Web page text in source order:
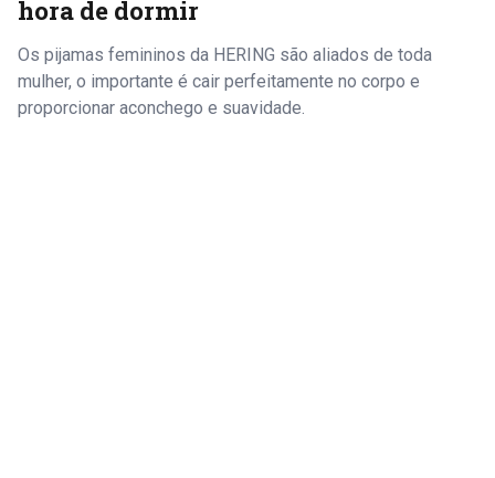
hora de dormir
Os pijamas femininos da HERING são aliados de toda
mulher, o importante é cair perfeitamente no corpo e
proporcionar aconchego e suavidade.